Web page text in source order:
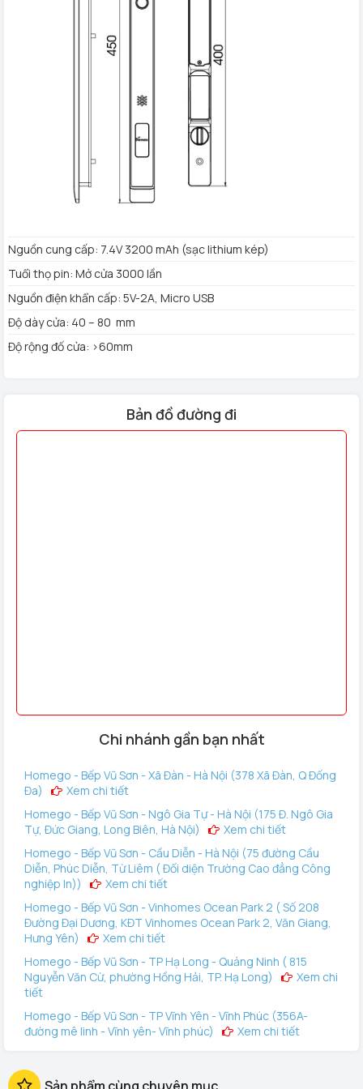
Mật mã động: 10 chữ số
Chìa khóa chống sao chép:2
2 Remote điều khiển từ xa
Cơ chế đóng mở: Động cơ DC siêu nhỏ
Nhiệt độ làm việc: -20°C -60°C
Độ ẩm tương đối: 15% -95%
Màu hoàn thiện: Xám
Nguồn cung cấp: 7.4V 3200 mAh (sạc lithium kép)
Tuổi thọ pin: Mở cửa 3000 lần
Nguồn điện khẩn cấp: 5V-2A, Micro USB
Độ dày cửa: 40 – 80 mm
Độ rộng đố cửa: >60mm
Bản đồ đường đi
Chi nhánh gần bạn nhất
Homego - Bếp Vũ Sơn - Xã Đàn - Hà Nội (378 Xã Đàn, Q Đống
Đa)
Xem chi tiết
Homego - Bếp Vũ Sơn - Ngô Gia Tự - Hà Nội (175 Đ. Ngô Gia
Tự, Đức Giang, Long Biên, Hà Nội)
Xem chi tiết
Homego - Bếp Vũ Sơn - Cầu Diễn - Hà Nội (75 đường Cầu
Diễn, Phúc Diễn, Từ Liêm ( Đối diện Trường Cao đẳng Công
nghiệp In))
Xem chi tiết
Homego - Bếp Vũ Sơn - Vinhomes Ocean Park 2 ( Số 208
Đường Đại Dương, KĐT Vinhomes Ocean Park 2, Văn Giang,
Hưng Yên)
Xem chi tiết
Homego - Bếp Vũ Sơn - TP Hạ Long - Quảng Ninh ( 815
Nguyễn Văn Cừ, phường Hồng Hải, TP. Hạ Long)
Xem chi
tiết
Homego - Bếp Vũ Sơn - TP Vĩnh Yên - Vĩnh Phúc (356A-
đường mê linh - Vĩnh yên- Vĩnh phúc)
Xem chi tiết
- Vinhomes Ocean Park 3, Văn Giang, Hưng Yên)
chi tiếtSản phẩm cùng chuyên mục